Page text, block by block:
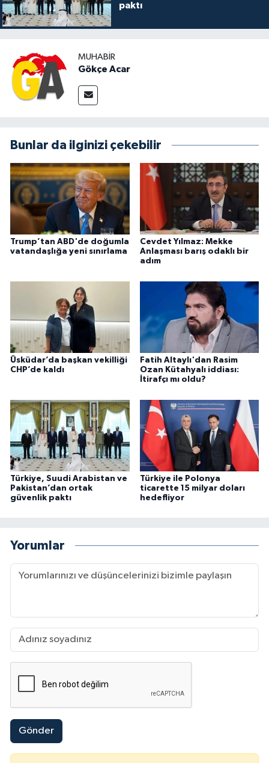
paktı
MUHABIR
Gökçe Acar
Bunlar da ilginizi çekebilir
Trump’tan ABD'de doğumla
vatandaşlığa yeni sınırlama
Cevdet Yılmaz: Mekke
Anlaşması barış odaklı bir
adım
Üsküdar’da başkan vekilliği
CHP’de kaldı
Fatih Altaylı'dan Rasim
Ozan Kütahyalı iddiası:
İtirafçı mı oldu?
Türkiye, Suudi Arabistan ve
Pakistan’dan ortak
güvenlik paktı
Türkiye ile Polonya
ticarette 15 milyar doları
hedefliyor
Yorumlar
Gönder